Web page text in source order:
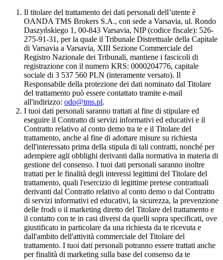
Il titolare del trattamento dei dati personali dell’utente è
OANDA TMS Brokers S.A., con sede a Varsavia, ul. Rondo
Daszyńskiego 1, 00-843 Varsavia, NIP (codice fiscale): 526-
275-91-31, per la quale il Tribunale Distrettuale della Capitale
di Varsavia a Varsavia, XIII Sezione Commerciale del
Registro Nazionale dei Tribunali, mantiene i fascicoli di
registrazione con il numero KRS: 0000204776, capitale
sociale di 3 537 560 PLN (interamente versato). Il
Responsabile della protezione dei dati nominato dal Titolare
del trattamento può essere contattato tramite e-mail
all'indirizzo: odo@tms.pl.
I tuoi dati personali saranno trattati al fine di stipulare ed
eseguire il Contratto di servizi informativi ed educativi e il
Contratto relativo al conto demo tra te e il Titolare del
trattamento, anche al fine di adottare misure su richiesta
dell'interessato prima della stipula di tali contratti, nonché per
adempiere agli obblighi derivanti dalla normativa in materia di
gestione del consenso. I tuoi dati personali saranno inoltre
trattati per le finalità degli interessi legittimi del Titolare del
trattamento, quali l'esercizio di legittime pretese contrattuali
derivanti dal Contratto relativo al conto demo o dal Contratto
di servizi informativi ed educativi, la sicurezza, la prevenzione
delle frodi o il marketing diretto del Titolare del trattamento e
il contatto con te in casi diversi da quelli sopra specificati, ove
giustificato in particolare da una richiesta da te ricevuta e
dall'ambito dell'attività commerciale del Titolare del
trattamento. I tuoi dati personali potranno essere trattati anche
per finalità di marketing sulla base del consenso da te